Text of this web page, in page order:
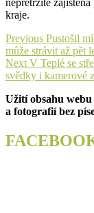
kraje.
Navigace
pro
příspěvek
Previous Previous
post:
Pustošil
může strávit až pět
Next Next
post:
V Teplé se
svědky i kamerové
Užití obsahu
a fotografií bez